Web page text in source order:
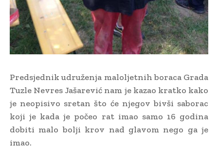
Predsjednik udruženja maloljetnih boraca Grada
Tuzle Nevres Jašarević nam je kazao kratko kako
je neopisivo sretan što će njegov bivši saborac
koji je kada je počeo rat imao samo 16 godina
dobiti malo bolji krov nad glavom nego ga je
imao.